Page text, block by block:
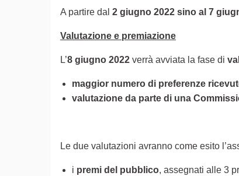
A partire dal 2 giugno 2022 sino al 7
Valutazione e premiazione
L’8 giugno 2022 verrà avviata la fase di
maggior numero di preferenze
valutazione da parte di una
Le due valutazioni avranno come esito
i premi del pubblico, assegnati alle 3